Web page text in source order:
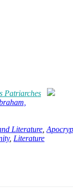
Patriarches
Literature
, Literature